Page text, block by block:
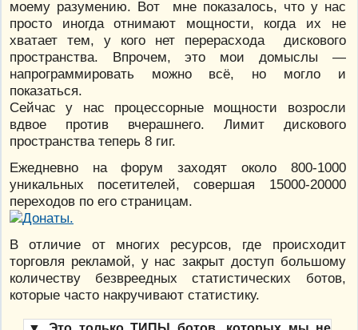
моему разумению. Вот мне показалось, что у нас
просто иногда отнимают мощности, когда их не
хватает тем, у кого нет перерасхода дискового
пространства. Впрочем, это мои домыслы —
напрограммировать можно всё, но могло и
показаться.
Сейчас у нас процессорные мощности возросли
вдвое против вчерашнего. Лимит дискового
пространства теперь 8 гиг.
Ежедневно на форум заходят около 800-1000
уникальных посетителей, совершая 15000-20000
переходов по его страницам.
В отличие от многих ресурсов, где происходит
торговля рекламой, у нас закрыт доступ большому
количеству безвреедных статистических ботов,
которые часто накручивают статистику.